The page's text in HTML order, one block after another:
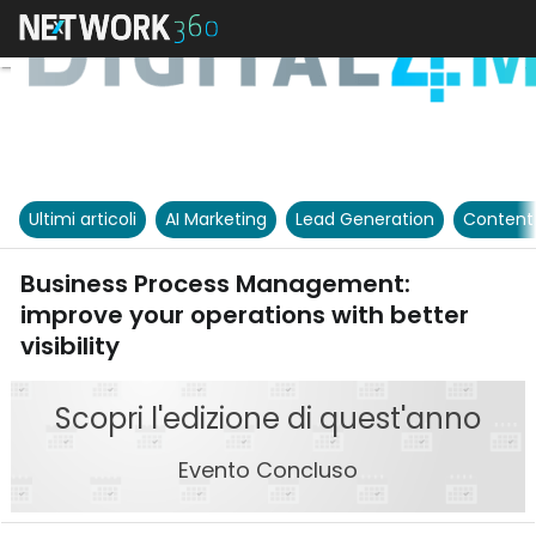
Ultimi articoli AI Marketing Lead Generation
Business Process Management:
improve your operations with better
visibility
Scopri l'edizione di quest'anno
Evento Concluso